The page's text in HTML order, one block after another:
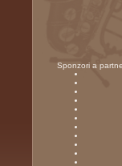
Sponzori a